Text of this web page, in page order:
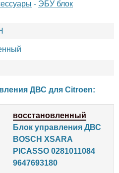
- ЭБУ блок
ДВС для Citroen:
восстановленный
Блок управления ДВС
BOSCH XSARA
PICASSO 0281011084
9647693180